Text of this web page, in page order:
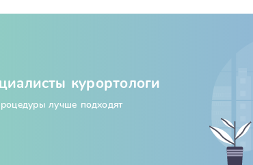
курортологи
лучше подходят